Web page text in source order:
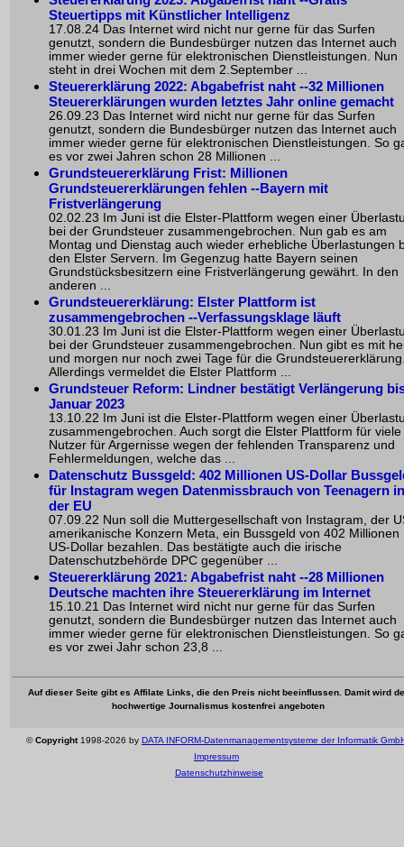
Steuertipps mit Künstlicher Intelligenz
17.08.24 Das Internet wird nicht nur gerne für das Surfen
genutzt, sondern die Bundesbürger nutzen das Internet auch
immer wieder gerne für elektronischen Dienstleistungen. Nun
steht in drei Wochen mit dem 2.September ...
Steuererklärung 2022: Abgabefrist naht --32 Millionen
Steuererklärungen wurden letztes Jahr online gemacht
26.09.23 Das Internet wird nicht nur gerne für das Surfen
genutzt, sondern die Bundesbürger nutzen das Internet auch
immer wieder gerne für elektronischen Dienstleistungen. So
es vor zwei Jahren schon 28 Millionen ...
Grundsteuererklärung Frist: Millionen
Grundsteuererklärungen fehlen --Bayern mit
Fristverlängerung
02.02.23 Im Juni ist die Elster-Plattform wegen einer
bei der Grundsteuer zusammengebrochen. Nun gab es am
Montag und Dienstag auch wieder erhebliche Überlastungen
den Elster Servern. Im Gegenzug hatte Bayern seinen
Grundstücksbesitzern eine Fristverlängerung gewährt. In den
anderen ...
Grundsteuererklärung: Elster Plattform ist
zusammengebrochen --Verfassungsklage läuft
30.01.23 Im Juni ist die Elster-Plattform wegen einer
bei der Grundsteuer zusammengebrochen. Nun gibt es mit
und morgen nur noch zwei Tage für die
Allerdings vermeldet die Elster Plattform ...
Grundsteuer Reform: Lindner bestätigt Verlängerung
Januar 2023
13.10.22 Im Juni ist die Elster-Plattform wegen einer
zusammengebrochen. Auch sorgt die Elster Plattform für viele
Nutzer für Argernisse wegen der fehlenden Transparenz und
Fehlermeldungen, welche das ...
Datenschutz Bussgeld: 402 Millionen US-Dollar
für Instagram wegen Datenmissbrauch von Teenagern in
der EU
07.09.22 Nun soll die Muttergesellschaft von Instagram, der
amerikanische Konzern Meta, ein Bussgeld von 402 Millionen
US-Dollar bezahlen. Das bestätigte auch die irische
Datenschutzbehörde DPC gegenüber ...
Steuererklärung 2021: Abgabefrist naht --28 Millionen
Deutsche machten ihre Steuererklärung im Internet
15.10.21 Das Internet wird nicht nur gerne für das Surfen
genutzt, sondern die Bundesbürger nutzen das Internet auch
immer wieder gerne für elektronischen Dienstleistungen. So
es vor zwei Jahr schon 23,8 ...
Auf dieser Seite gibt es Affilate Links, die den Preis nicht beeinflussen. Damit wird
hochwertige Journalismus kostenfrei angeboten
©Copyright1998-2026 by DATA INFORM-Datenmanagementsysteme der Informatik
Impressum
Datenschutzhinweise